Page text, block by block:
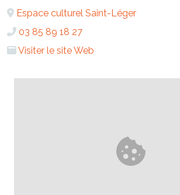
Espace culturel Saint-Léger
03 85 89 18 27
Visiter le site Web